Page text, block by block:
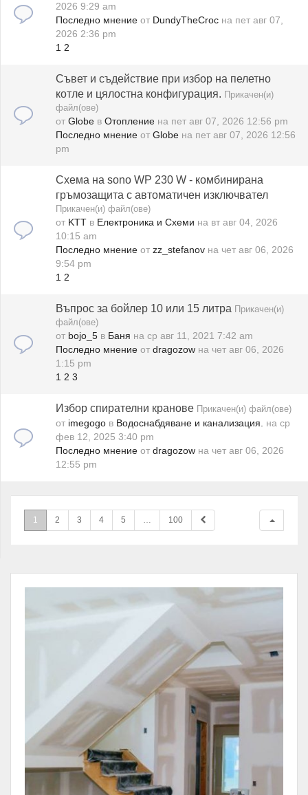
2026 9:29 am
Последно мнение от DundyTheCroc на пет авг 07,
2026 2:36 pm
1 2
Съвет и съдействие при избор на пелетно
котле и цялостна конфигурация. Прикачен(и)
файл(ове)
от Globe в Отопление на пет авг 07, 2026 12:56 pm
Последно мнение от Globe на пет авг 07, 2026 12:56
pm
Схема на sono WP 230 W - комбинирана
гръмозащита с автоматичен изключвател
Прикачен(и) файл(ове)
от KTT в Електроника и Схеми на вт авг 04, 2026
10:15 am
Последно мнение от zz_stefanov на чет авг 06, 2026
9:54 pm
1 2
Въпрос за бойлер 10 или 15 литра Прикачен(и)
файл(ове)
от bojo_5 в Баня на ср авг 11, 2021 7:42 am
Последно мнение от dragozow на чет авг 06, 2026
1:15 pm
1 2 3
Избор спирателни кранове Прикачен(и) файл(ове)
от imegogo в Водоснабдяване и канализация. на ср
фев 12, 2025 3:40 pm
Последно мнение от dragozow на чет авг 06, 2026
12:55 pm
1 2 3 4 5 … 100